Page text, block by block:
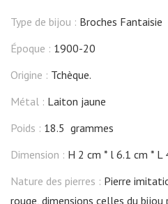
Type de bijou : Broches Fantaisie
Époque : 1900-20
Origine : Tchèque.
Métal : Laiton jaune
Poids : 18.5 grammes
Dimension : H 2 cm l 6.1 cm
L
Nature des pierres : Pierre
rouge, dimensions celles du bijou